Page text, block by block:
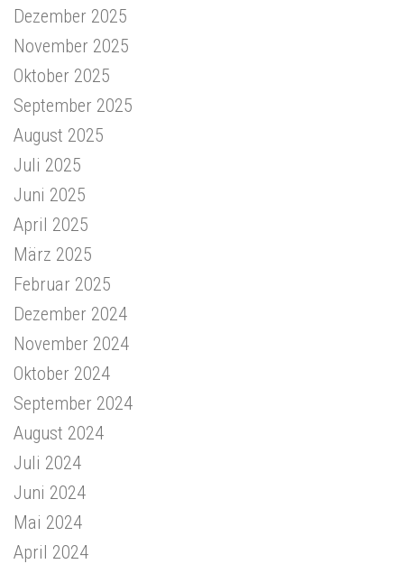
Dezember 2025
November 2025
Oktober 2025
September 2025
August 2025
Juli 2025
Juni 2025
April 2025
März 2025
Februar 2025
Dezember 2024
November 2024
Oktober 2024
September 2024
August 2024
Juli 2024
Juni 2024
Mai 2024
April 2024